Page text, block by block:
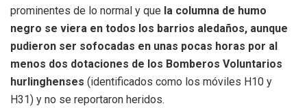
prominentes de lo normal y que la columna de humo
negro se viera en todos los barrios aledaños, aunque
pudieron ser sofocadas en unas pocas horas por al
menos dos dotaciones de los Bomberos Voluntarios
hurlinghenses (identificados como los móviles H10 y
H31) y no se reportaron heridos.